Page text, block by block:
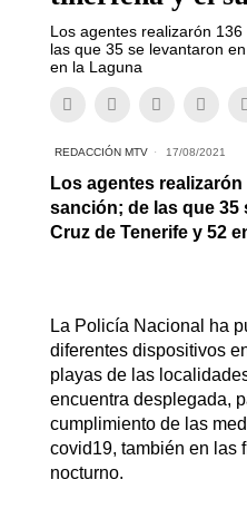
Los agentes realizarón
las que 35 se levantaron
en la Laguna
REDACCIÓN MTV 17/08/2021
Los agentes
sanción; de las que 35
Cruz de Tenerife y 52
La Policía Nacional ha
diferentes dispositivos
playas de las
encuentra desplegada,
cumplimiento de las
covid19, también en las
nocturno.